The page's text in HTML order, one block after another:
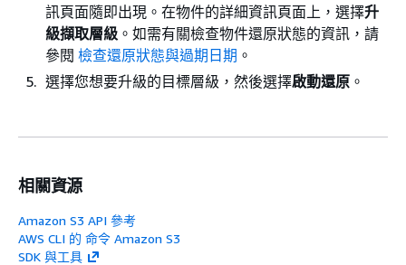
訊頁面隨即出現。在物件的詳細資訊頁面上，選擇升
級擷取層級 。如需有關檢查物件還原狀態的資訊，請
參閱 檢查還原狀態與過期日期 。
選擇您想要升級的目標層級，然後選擇啟動還原 。
相關資源
Amazon S3 API 參考
AWS CLI 的 命令 Amazon S3
SDK 與工具